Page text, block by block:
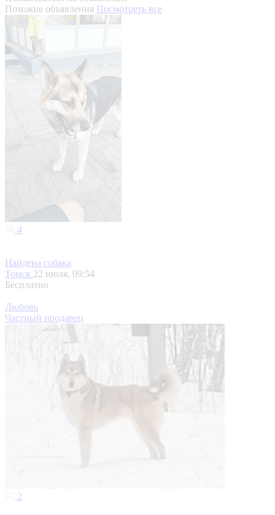
Похожие объявления Посмотреть все
4
Найдена собака
Томск 22 июля, 09:54
Бесплатно
Любовь
Частный продавец
2